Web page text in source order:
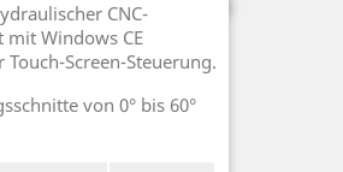
CNC-
mit Windows CE
Touch-Screen-Steuerung.
von 0° bis 60°